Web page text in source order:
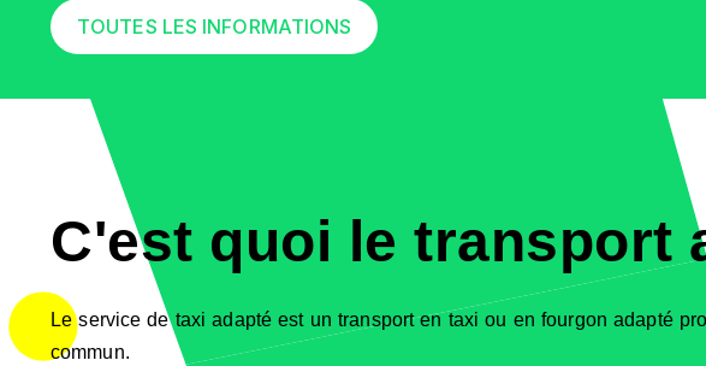
TOUTES LES INFORMATIONS
C'est quoi le transport
Le service de taxi adapté est un transport en taxi ou en fourgon adapté
commun.